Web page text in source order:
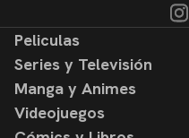
Peliculas
Noticias
Reseñas
Series y Televisión
Noticias
Reseñas
Manga y Animes
Noticias
Videojuegos